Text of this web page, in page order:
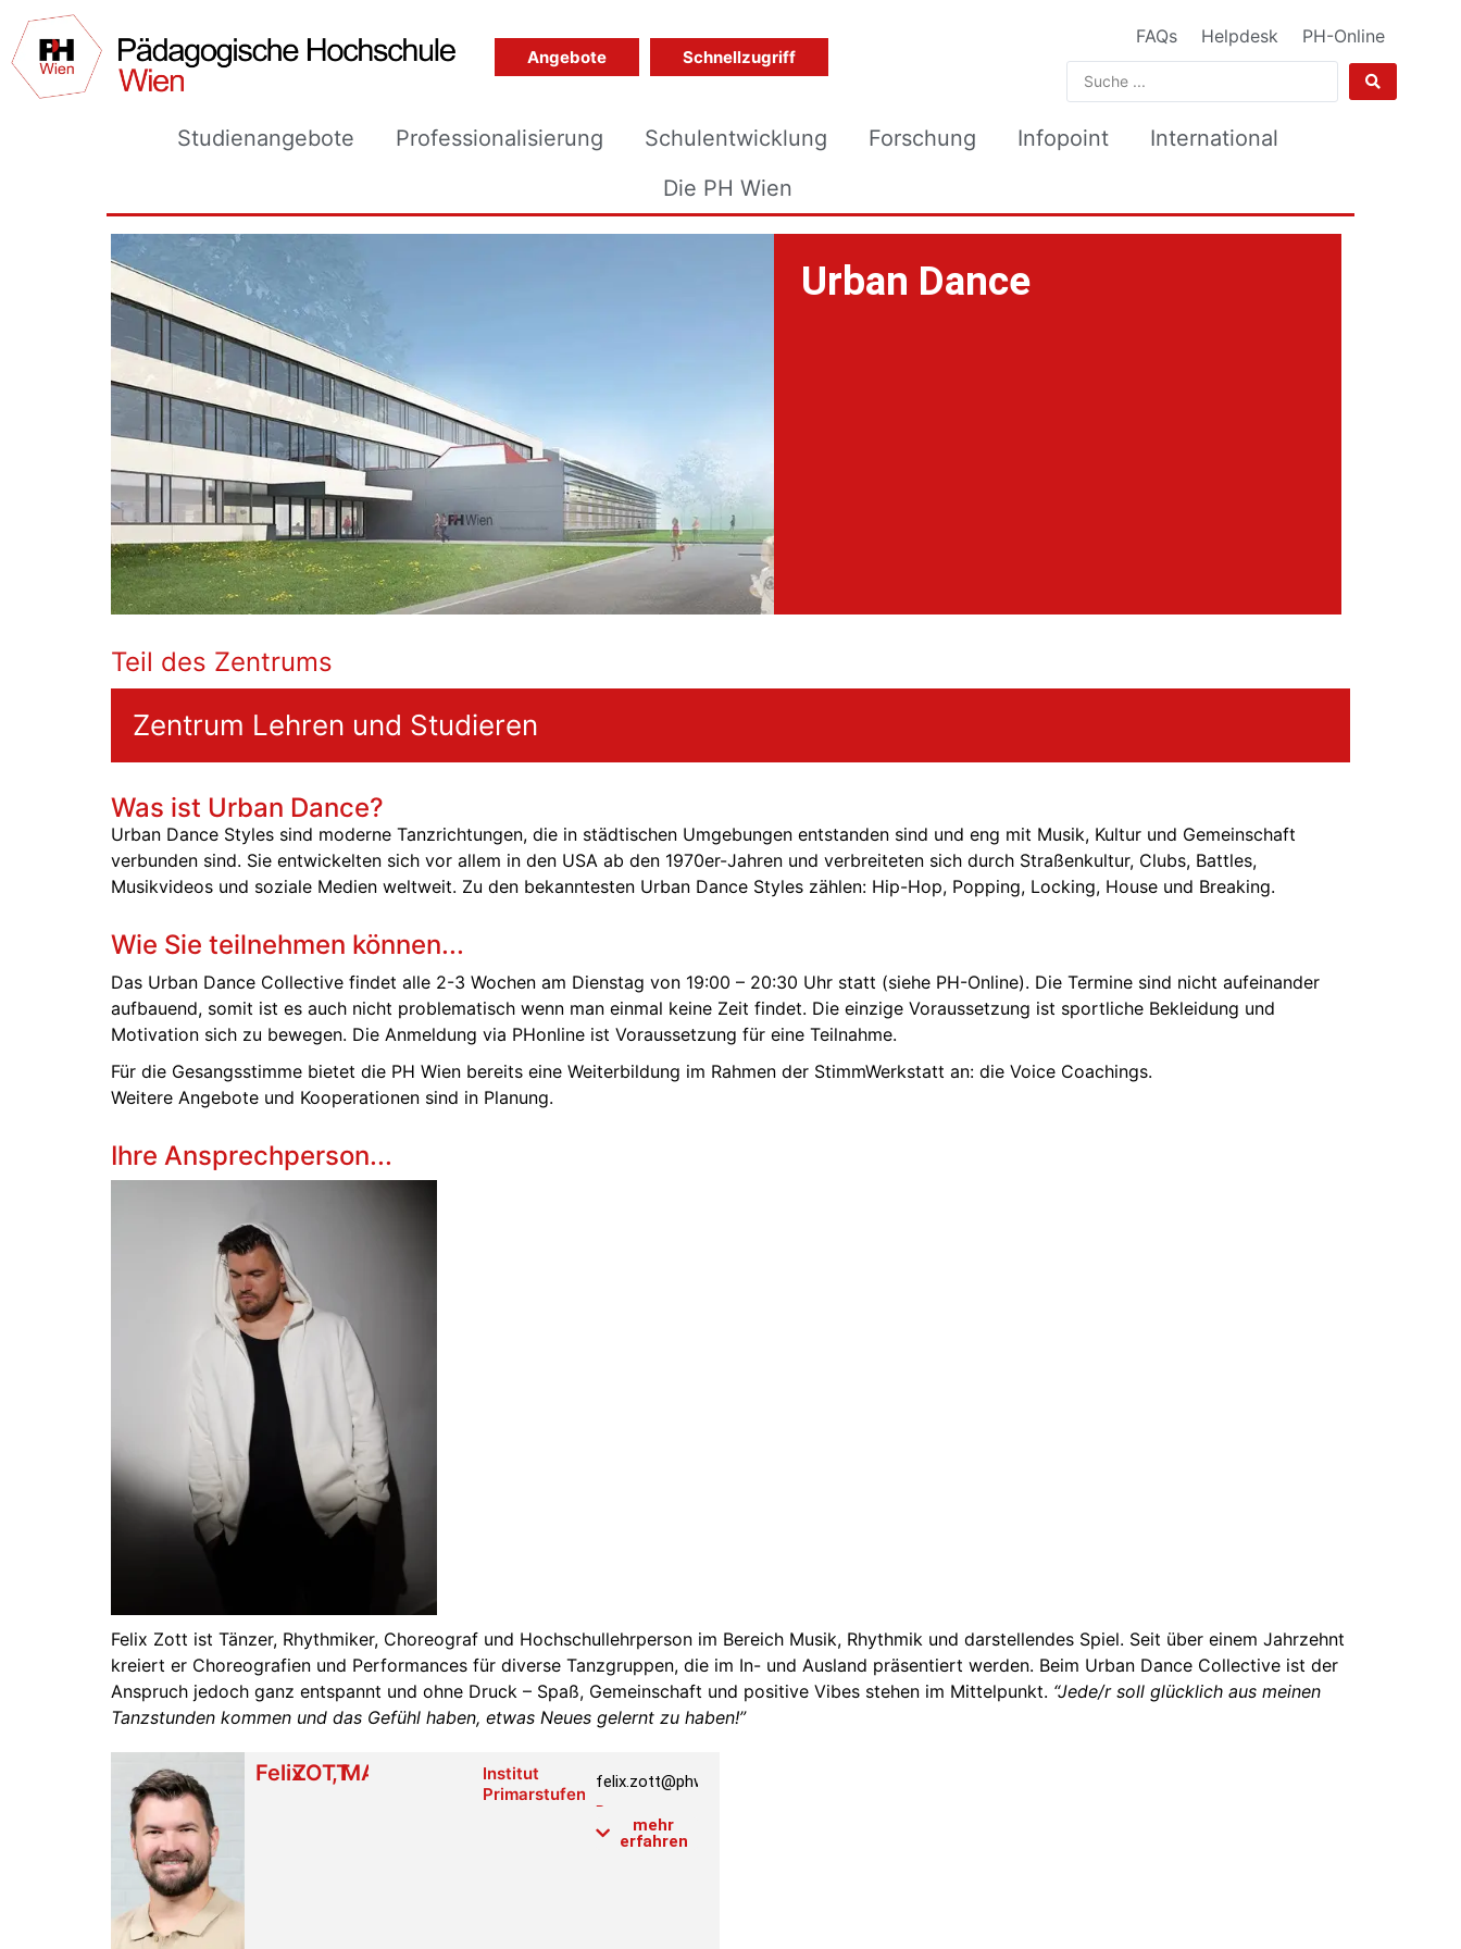
Angebote Schnellzugriff
FAQs Helpdesk PH-Online
Studienangebote Professionalisierung Schulentwicklung Forschung Infopoint
International
Die PH Wien
Urban Dance
Teil des Zentrums
Zentrum Lehren und Studieren
Was ist Urban Dance?
Urban Dance Styles sind moderne Tanzrichtungen, die in städtischen Umgebungen entstanden sind und eng mit Musik, Kultur und Gemeinschaft
verbunden sind. Sie entwickelten sich vor allem in den USA ab den 1970er-Jahren und verbreiteten sich durch Straßenkultur, Clubs, Battles,
Musikvideos und soziale Medien weltweit. Zu den bekanntesten Urban Dance Styles zählen: Hip-Hop, Popping, Locking, House und Breaking.
Wie Sie teilnehmen können...
Das Urban Dance Collective findet alle 2-3 Wochen am Dienstag von 19:00 – 20:30 Uhr statt (siehe PH-Online). Die Termine sind nicht aufeinander
aufbauend, somit ist es auch nicht problematisch wenn man einmal keine Zeit findet. Die einzige Voraussetzung ist sportliche Bekleidung und
Motivation sich zu bewegen. Die Anmeldung via PHonline ist Voraussetzung für eine Teilnahme.
Für die Gesangsstimme bietet die PH Wien bereits eine Weiterbildung im Rahmen der StimmWerkstatt an: die Voice Coachings.
Weitere Angebote und Kooperationen sind in Planung.
Ihre Ansprechperson...
Felix Zott ist Tänzer, Rhythmiker, Choreograf und Hochschullehrperson im Bereich Musik, Rhythmik und darstellendes Spiel. Seit über einem Jahrzehnt
kreiert er Choreografien und Performances für diverse Tanzgruppen, die im In- und Ausland präsentiert werden. Beim Urban Dance Collective ist der
Anspruch jedoch ganz entspannt und ohne Druck – Spaß, Gemeinschaft und positive Vibes stehen im Mittelpunkt. “Jede/r soll glücklich aus meinen
Tanzstunden kommen und das Gefühl haben, etwas Neues gelernt zu haben!”
FelixZOTT
,MA
Institut
Primarstufenausbildung
felix.zott@phwien.ac.at
Raum:
1.2.007mehr
erfahren